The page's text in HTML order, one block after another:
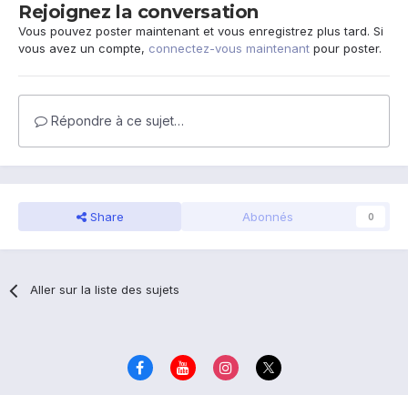
Rejoignez la conversation
Vous pouvez poster maintenant et vous enregistrez plus tard. Si
vous avez un compte, connectez-vous maintenant pour poster.
Répondre à ce sujet…
Share Abonnés 0
Aller sur la liste des sujets